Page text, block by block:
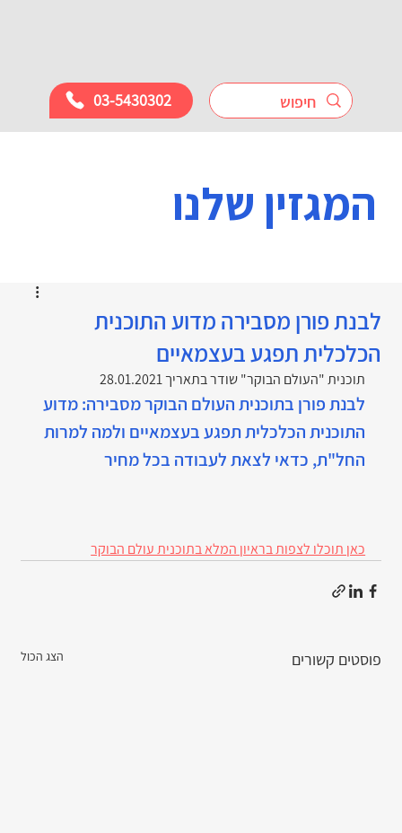
03-5430302
המגזין שלנו
לבנת פורן מסבירה מדוע התוכנית
הכלכלית תפגע בעצמאיים
תוכנית "העולם הבוקר" שודר בתאריך 28.01.2021
לבנת פורן בתוכנית העולם הבוקר מסבירה: מדוע
התוכנית הכלכלית תפגע בעצמאיים ולמה למרות
החל"ת, כדאי לצאת לעבודה בכל מחיר
כאן תוכלו לצפות בראיון המלא בתוכנית עולם הבוקר
פוסטים קשורים הצג הכול